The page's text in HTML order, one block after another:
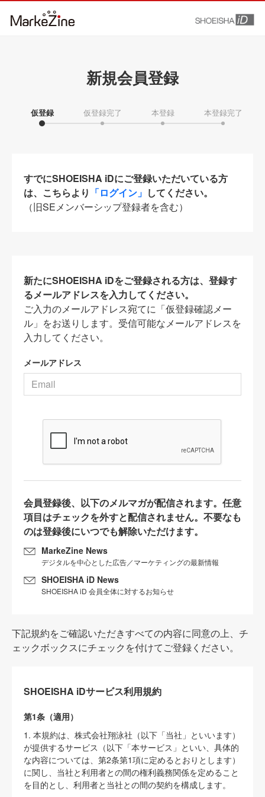
新規会員登録
仮登録 仮登録完了 本登録 本登録完了
すでにSHOEISHA iDにご登録いただいている方
は、こちらより 「ログイン」 してください。
（旧SEメンバーシップ登録者を含む）
新たにSHOEISHA iDをご登録される方は、登録す
るメールアドレスを入力してください。
ご入力のメールアドレス宛てに「仮登録確認メー
ル」をお送りします。受信可能なメールアドレスを
入力してください。
メールアドレス
会員登録後、以下のメルマガが配信されます。任意
項目はチェックを外すと配信されません。不要なも
のは登録後にいつでも解除いただけます。
MarkeZine News
デジタルを中心とした広告／マーケティングの最新情報
SHOEISHA iD News
SHOEISHA iD 会員全体に対するお知らせ
下記規約をご確認いただきすべての内容に同意の上、チ
ェックボックスにチェックを付けてご登録ください。
SHOEISHA iDサービス利用規約
第1条（適用）
1. 本規約は、株式会社翔泳社（以下「当社」といいます）
が提供するサービス（以下「本サービス」といい、具体的
な内容については、第2条第1項に定めるとおりとします）
に関し、当社と利用者との間の権利義務関係を定めること
を目的とし、利用者と当社との間の契約を構成します。